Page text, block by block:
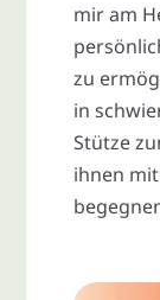
mir am
zu
in
Stütze
ihnen